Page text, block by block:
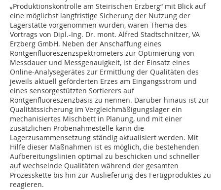
„Produktionskontrolle am Steirischen Erzberg“ mit Blick auf
eine möglichst langfristige Sicherung der Nutzung der
Lagerstätte vorgenommen wurden, waren Thema des
Vortrags von Dipl.-Ing. Dr. mont. Alfred Stadtschnitzer, VA
Erzberg GmbH. Neben der Anschaffung eines
Röntgenfluoreszenzspektrometers zur Optimierung von
Messdauer und Messgenauigkeit, ist der Einsatz eines
Online-Analysegerätes zur Ermittlung der Qualitäten des
jeweils aktuell geförderten Erzes am Eingangsstrom und
eines sensorgestützten Sortierers auf
Röntgenfluoreszenzbasis zu nennen. Darüber hinaus ist zur
Qualitätssicherung im Vergleichmäßigungslager ein
mechanisiertes Mischbett in Planung, und mit einer
zusätzlichen Probenahmestelle kann die
Lagerzusammensetzung ständig aktualisiert werden. Mit
Hilfe dieser Maßnahmen ist es möglich, die bestehenden
Aufbereitungslinien optimal zu beschicken und schneller
auf wechselnde Qualitäten während der gesamten
Prozesskette bis hin zur Auslieferung des Fertigproduktes zu
reagieren.